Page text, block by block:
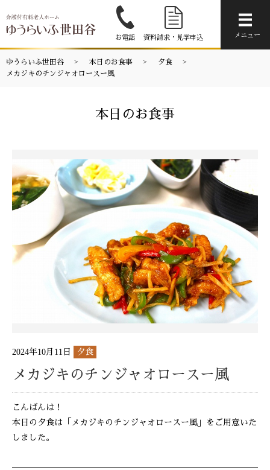
お電話 資料請求・見学申込 メニュー
ゆうらいふ世田谷 本日のお食事
夕食
メカジキのチンジャオロースー風
本日のお食事
2024年10月11日 夕食
メカジキのチンジャオロースー風
こんばんは！
本日の夕食は「メカジキのチンジャオロースー風」をご用意いた
しました。